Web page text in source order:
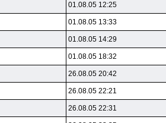
01.08.05 12:25
01.08.05 13:33
01.08.05 14:29
01.08.05 18:32
26.08.05 20:42
26.08.05 22:21
26.08.05 22:31